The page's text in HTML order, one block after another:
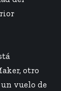
otro
vuelo de